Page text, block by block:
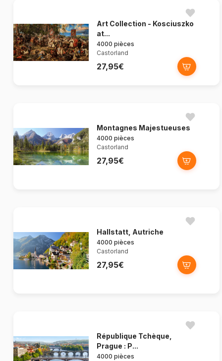
Art Collection - Kosciuszko
at...
4000 pièces
Castorland
27,95€
Montagnes Majestueuses
4000 pièces
Castorland
27,95€
Hallstatt, Autriche
4000 pièces
Castorland
27,95€
République Tchèque,
Prague : P...
4000 pièces